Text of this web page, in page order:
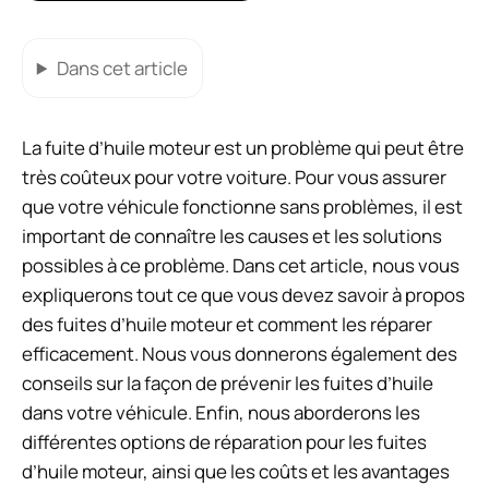
Dans cet article
La fuite d’huile moteur est un problème qui peut être
très coûteux pour votre voiture. Pour vous assurer
que votre véhicule fonctionne sans problèmes, il est
important de connaître les causes et les solutions
possibles à ce problème. Dans cet article, nous vous
expliquerons tout ce que vous devez savoir à propos
des fuites d’huile moteur et comment les réparer
efficacement. Nous vous donnerons également des
conseils sur la façon de prévenir les fuites d’huile
dans votre véhicule. Enfin, nous aborderons les
différentes options de réparation pour les fuites
d’huile moteur, ainsi que les coûts et les avantages